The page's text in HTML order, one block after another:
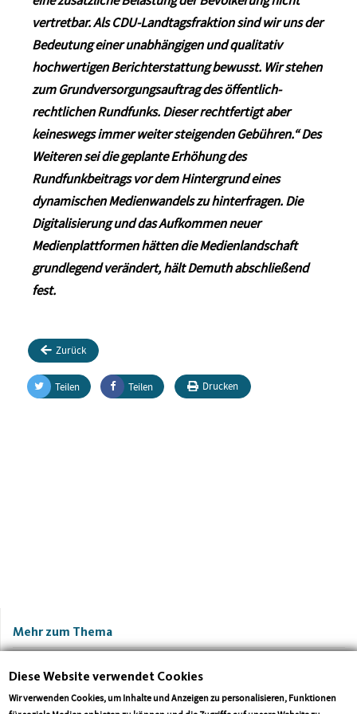
vertretbar. Als CDU-Landtagsfraktion sind wir uns der
Bedeutung einer unabhängigen und qualitativ
hochwertigen Berichterstattung bewusst. Wir stehen
zum Grundversorgungsauftrag des öffentlich-
rechtlichen Rundfunks. Dieser rechtfertigt aber
keineswegs immer weiter steigenden Gebühren.“ Des
Weiteren sei die geplante Erhöhung des
Rundfunkbeitrags vor dem Hintergrund eines
dynamischen Medienwandels zu hinterfragen. Die
Digitalisierung und das Aufkommen neuer
Medienplattformen hätten die Medienlandschaft
grundlegend verändert, hält Demuth abschließend
fest.
Zurück
Teilen Teilen Drucken
Mehr zum Thema
Diese Website verwendet Cookies
Wir verwenden Cookies, um Inhalte und Anzeigen zu personalisieren, Funktionen